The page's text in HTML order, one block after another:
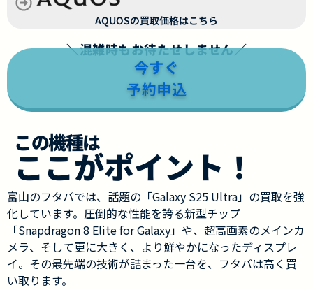
AQUOSの買取価格はこちら
＼混雑時もお待たせしません／
今すぐ
予約申込
この機種は
ここがポイント！
富山のフタバでは、話題の「Galaxy S25 Ultra」の買取を強
化しています。圧倒的な性能を誇る新型チップ
「Snapdragon 8 Elite for Galaxy」や、超高画素のメインカ
メラ、そして更に大きく、より鮮やかになったディスプレ
イ。その最先端の技術が詰まった一台を、フタバは高く買
い取ります。